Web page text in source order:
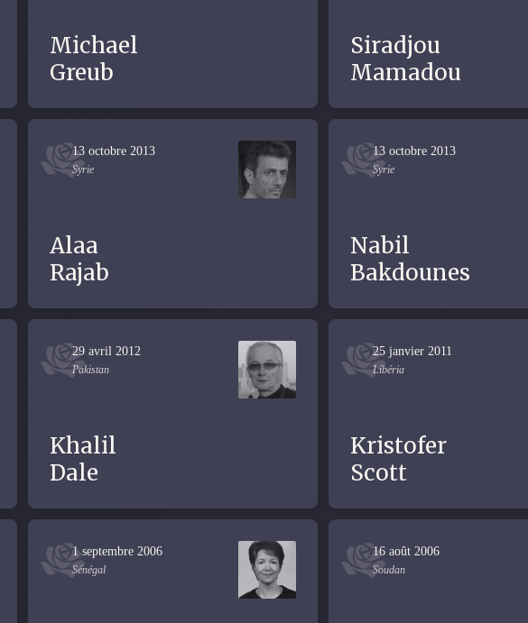
Michael
Greub
Siradjou
Mamadou
13 octobre 2013
Syrie
Alaa
Rajab
13 octobre 2013
Syrie
Nabil
Bakdounes
29 avril 2012
Pakistan
Khalil
Dale
25 janvier 2011
Libéria
Kristofer
Scott
1 septembre 2006
Sénégal
16 août 2006
Soudan